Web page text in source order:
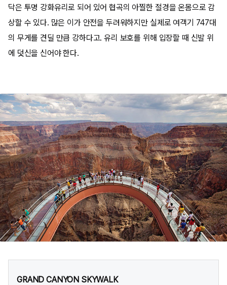
닥은 투명 강화유리로 되어 있어 협곡의 아찔한 절경을 온몸으로 감
상할 수 있다. 많은 이가 안전을 두려워하지만 실제로 여객기 747대
의 무게를 견딜 만큼 강하다고. 유리 보호를 위해 입장할 때 신발 위
에 덧신을 신어야 한다.
GRAND CANYON SKYWALK